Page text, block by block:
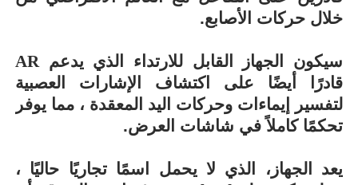
خلال حركات الأصابع.
سيكون الجهاز القابل للارتداء الذي يدعم AR
قادرًا أيضًا على اكتشاف الإشارات العصبية
لتفسير إيماءات وحركات اليد المعقدة ، مما يوفر
تحكمًا كاملاً في شاشات العرض.
يعد الجهاز، الذي لا يحمل اسمًا تجاريًا حاليًا ،